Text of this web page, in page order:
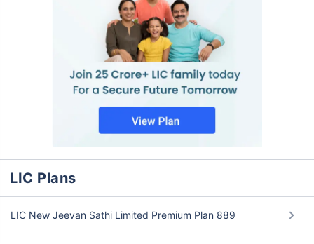
LIC Plans
LIC New Jeevan Sathi Limited Premium Plan 889